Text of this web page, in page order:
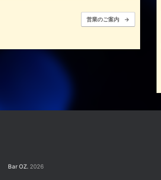
営業のご案内 →
Bar OZ. 2026